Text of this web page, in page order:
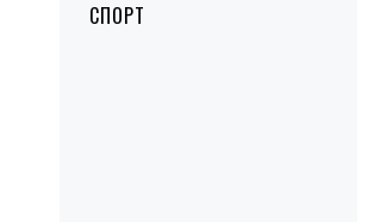
СПОРТ